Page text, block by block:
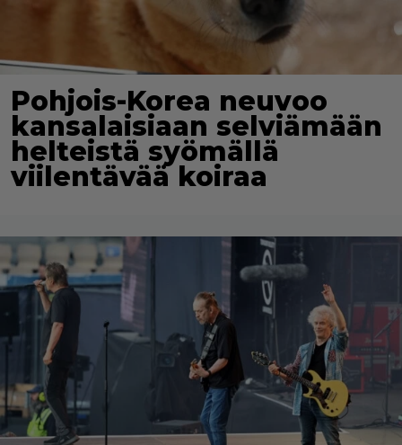
Pohjois-Korea neuvoo
kansalaisiaan selviämään
helteistä syömällä
viilentävää koiraa